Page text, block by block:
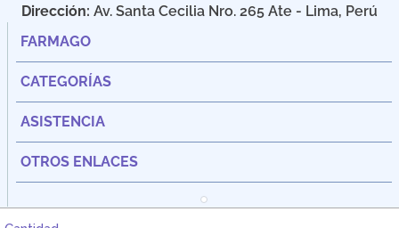
Dirección: Av. Santa Cecilia Nro. 265 Ate - Lima, Perú
FARMAGO
CATEGORÍAS
ASISTENCIA
OTROS ENLACES